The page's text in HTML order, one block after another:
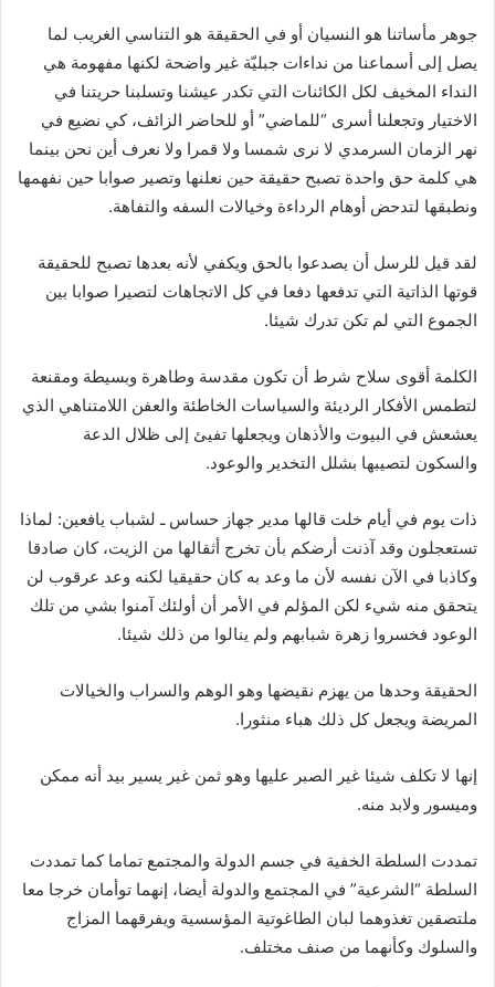
جوهر مأساتنا هو النسيان أو في الحقيقة هو التناسي الغريب لما
يصل إلى أسماعنا من نداءات جبليّة غير واضحة لكنها مفهومة هي
النداء المخيف لكل الكائنات التي تكدر عيشنا وتسلبنا حريتنا في
الاختيار وتجعلنا أسرى “للماضي” أو للحاضر الزائف، كي نضيع في
نهر الزمان السرمدي لا نرى شمسا ولا قمرا ولا نعرف أين نحن بينما
هي كلمة حق واحدة تصبح حقيقة حين نعلنها وتصير صوابا حين نفهمها
ونطبقها لتدحض أوهام الرداءة وخيالات السفه والتفاهة.
لقد قيل للرسل أن يصدعوا بالحق ويكفي لأنه بعدها تصبح للحقيقة
قوتها الذاتية التي تدفعها دفعا في كل الاتجاهات لتصيرا صوابا بين
الجموع التي لم تكن تدرك شيئا.
الكلمة أقوى سلاح شرط أن تكون مقدسة وطاهرة وبسيطة ومقنعة
لتطمس الأفكار الرديئة والسياسات الخاطئة والعفن اللامتناهي الذي
يعشعش في البيوت والأذهان ويجعلها تفيئ إلى ظلال الدعة
والسكون لتصيبها بشلل التخدير والوعود.
ذات يوم في أيام خلت قالها مدير جهاز حساس ـ لشباب يافعين: لماذا
تستعجلون وقد آذنت أرضكم بأن تخرج أثقالها من الزيت، كان صادقا
وكاذبا في الآن نفسه لأن ما وعد به كان حقيقيا لكنه وعد عرقوب لن
يتحقق منه شيء لكن المؤلم في الأمر أن أولئك آمنوا بشي من تلك
الوعود فخسروا زهرة شبابهم ولم ينالوا من ذلك شيئا.
الحقيقة وحدها من يهزم نقيضها وهو الوهم والسراب والخيالات
المريضة ويجعل كل ذلك هباء منثورا.
إنها لا تكلف شيئا غير الصبر عليها وهو ثمن غير يسير بيد أنه ممكن
وميسور ولابد منه.
تمددت السلطة الخفية في جسم الدولة والمجتمع تماما كما تمددت
السلطة “الشرعية” في المجتمع والدولة أيضا، إنهما توأمان خرجا معا
ملتصقين تغذوهما لبان الطاغوتية المؤسسية ويفرقهما المزاج
والسلوك وكأنهما من صنف مختلف.